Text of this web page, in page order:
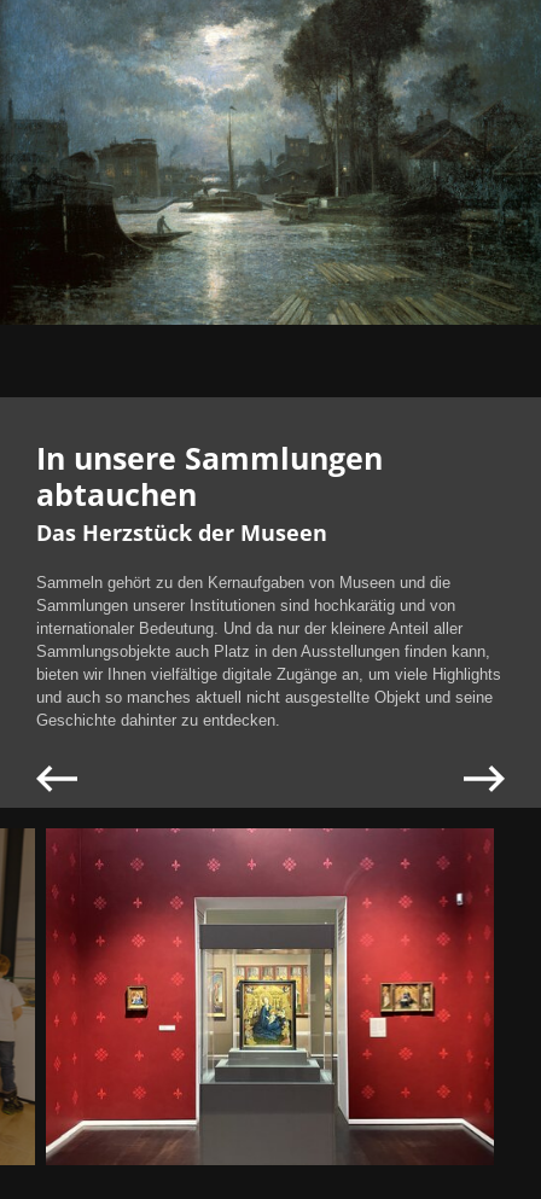
In unsere Sammlungen
abtauchen
Das Herzstück der Museen
Sammeln gehört zu den Kernaufgaben von Museen und die
Sammlungen unserer Institutionen sind hochkarätig und von
internationaler Bedeutung. Und da nur der kleinere Anteil aller
Sammlungsobjekte auch Platz in den Ausstellungen finden kann,
bieten wir Ihnen vielfältige digitale Zugänge an, um viele Highlights
und auch so manches aktuell nicht ausgestellte Objekt und seine
Geschichte dahinter zu entdecken.